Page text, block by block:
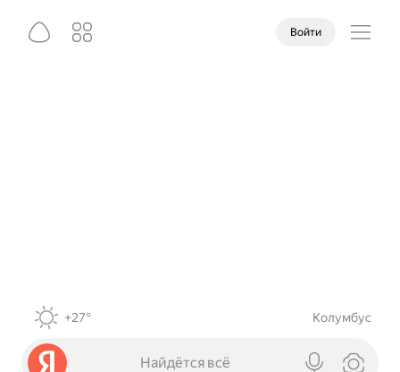
Войти
+27° Колумбус
Найдётся всё